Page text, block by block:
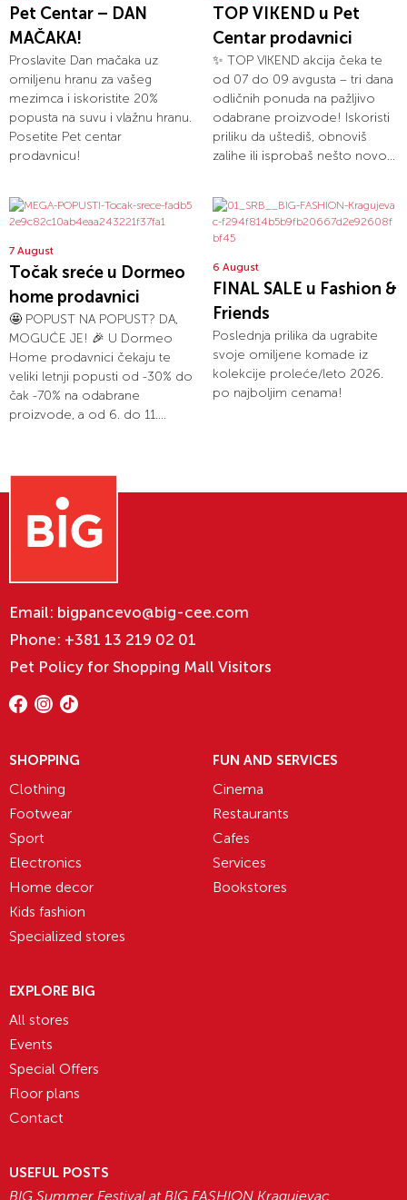
Pet Centar – DAN
MAČAKA!
Proslavite Dan mačaka uz
omiljenu hranu za vašeg
mezimca i iskoristite 20%
popusta na suvu i vlažnu hranu.
Posetite Pet centar
prodavnicu!
TOP VIKEND u Pet
Centar prodavnici
✨ TOP VIKEND akcija čeka te
od 07 do 09 avgusta – tri dana
odličnih ponuda na pažljivo
odabrane proizvode! Iskoristi
priliku da uštediš, obnoviš
zalihe ili isprobaš nešto novo...
7 August
Točak sreće u Dormeo
home prodavnici
🤩 POPUST NA POPUST? DA,
MOGUĆE JE! 🎉 U Dormeo
Home prodavnici čekaju te
veliki letnji popusti od -30% do
čak -70% na odabrane
proizvode, a od 6. do 11....
6 August
FINAL SALE u Fashion &
Friends
Poslednja prilika da ugrabite
svoje omiljene komade iz
kolekcije proleće/leto 2026.
po najboljim cenama!
Email: bigpancevo@big-cee.com
Phone: +381 13 219 02 01
Pet Policy for Shopping Mall Visitors
SHOPPING
Clothing
Footwear
Sport
Electronics
Home decor
Kids fashion
Specialized stores
FUN AND SERVICES
Cinema
Restaurants
Cafes
Services
Bookstores
EXPLORE BIG
All stores
Events
Special Offers
Floor plans
Contact
USEFUL POSTS
BIG Summer Festival at BIG FASHION Kragujevac